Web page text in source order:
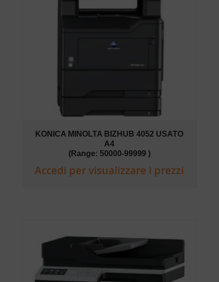
KONICA MINOLTA BIZHUB 4052 USATO
A4
(Range: 50000-99999 )
Accedi per visualizzare i prezzi